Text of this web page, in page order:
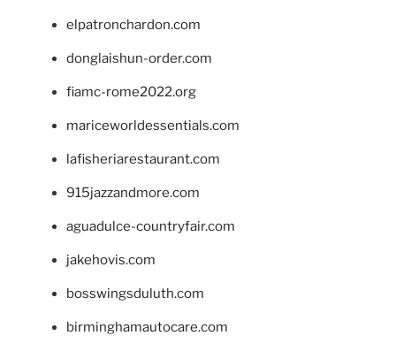
elpatronchardon.com
donglaishun-order.com
fiamc-rome2022.org
mariceworldessentials.com
lafisheriarestaurant.com
915jazzandmore.com
aguadulce-countryfair.com
jakehovis.com
bosswingsduluth.com
birminghamautocare.com